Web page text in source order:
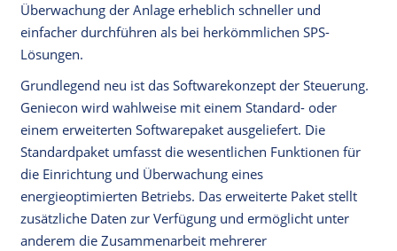
Überwachung der Anlage erheblich schneller und
einfacher durchführen als bei herkömmlichen SPS-
Lösungen.
Grundlegend neu ist das Softwarekonzept der Steuerung.
Geniecon wird wahlweise mit einem Standard- oder
einem erweiterten Softwarepaket ausgeliefert. Die
Standardpaket umfasst die wesentlichen Funktionen für
die Einrichtung und Überwachung eines
energieoptimierten Betriebs. Das erweiterte Paket stellt
zusätzliche Daten zur Verfügung und ermöglicht unter
anderem die Zusammenarbeit mehrerer